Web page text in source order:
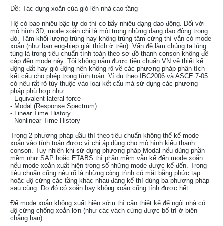
Ðề: Tác dụng xoắn của gió lên nhà cao tầng
Hệ có bao nhiêu bậc tự do thì có bấy nhiêu dạng dao động. Đối với
mô hình 3D, mode xoắn chỉ là một trong những dạng dao động trong
đó. Tâm khối lượng trùng hay không trùng tâm cứng thì vẫn có mode
xoắn (như bạn eng-hiep giải thích ở trên). Vấn đề làm chúng ta lúng
túng là trong tiêu chuẩn tính toán theo sơ đồ thanh conson không đề
cập đến mode này. Tôi không nắm được tiêu chuẩn VN về thiết kế
động đất hay gió động nên không rõ về các phương pháp phân tích
kết cấu cho phép trong tính toán. Ví dụ theo IBC2006 và ASCE 7-05
có nêu rất rõ tùy thuộc vào loại kết cấu mà sử dụng các phương
pháp phù hợp như:
- Equivalent lateral force
- Modal (Response Spectrum)
- Linear Time History
- Nonlinear Time History
Trong 2 phương pháp đầu thì theo tiêu chuẩn không thể kể mode
xoắn vào tính toán được vì chỉ áp dùng cho mô hình kiểu thanh
conson. Tuy nhiên khi sử dụng phương pháp Modal nếu dùng phần
mềm như SAP hoặc ETABS thì phần mềm vẫn kể đến mode xoắn
nếu mode xoắn xuất hiện trong số những mode được kể đến. Trong
tiêu chuẩn cũng nêu rõ là những công trình có mặt bằng phức tạp
hoặc độ cứng các tầng khác nhau đáng kể thì dùng ba phương pháp
sau cùng. Do đó có xoắn hay không xoắn cũng tính được hết.
Để mode xoắn không xuất hiện sớm thì cần thiết kế để ngôi nhà có
độ cứng chống xoắn lớn (như các vách cứng được bố trí ở biên
chẳng hạn).